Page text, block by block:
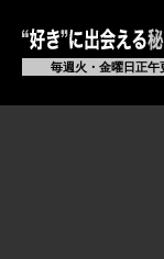
毎週火・金曜日正午